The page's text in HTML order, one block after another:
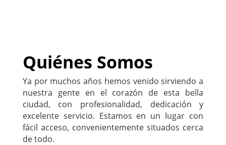
Quiénes Somos
Ya por muchos años hemos venido sirviendo a
nuestra gente en el corazón de esta bella
ciudad, con profesionalidad, dedicación y
excelente servicio. Estamos en un lugar con
fácil acceso, convenientemente situados cerca
de todo.